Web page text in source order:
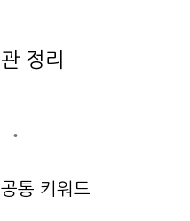
정리
통 키워드